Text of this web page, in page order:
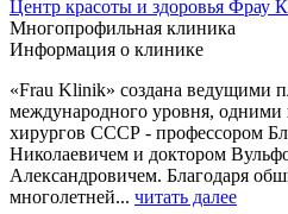
Центр красоты и здоровья Фрау
Многопрофильная клиника
Информация о клинике
«Frau Klinik» создана ведущими
международного уровня, одними
хирургов СССР - профессором
Николаевичем и доктором
Александровичем. Благодаря
многолетней... читать далее